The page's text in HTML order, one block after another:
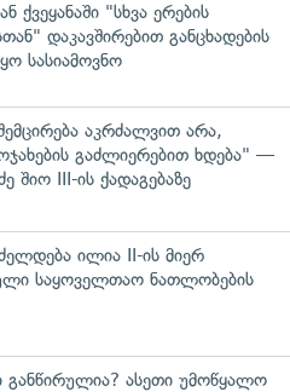
ქვეყანაში "სხვა ერების
დაკავშირებით განცხადების
სასიამოვნო
აკრძალვით არა,
გაძლიერებით ხდება" —
შიო III-ის ქადაგებაზე
ილია II-ის მიერ
საყოველთაო ნათლობების
განწირულია? ასეთი უმოწყალო